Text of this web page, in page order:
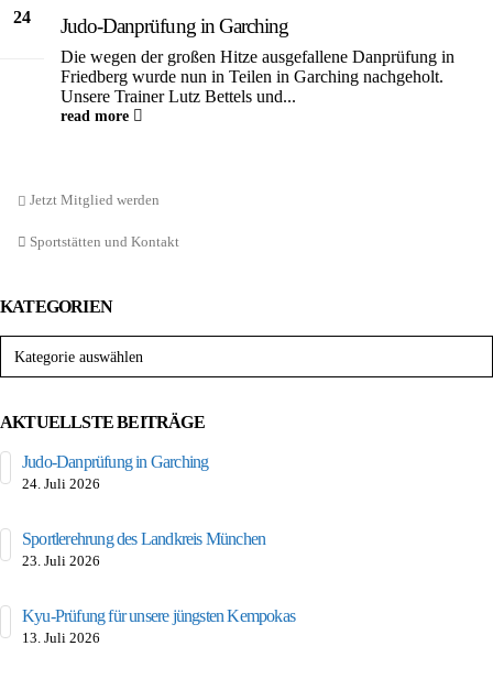
24 Judo-Danprüfung in Garching
Die wegen der großen Hitze ausgefallene Danprüfung in
Friedberg wurde nun in Teilen in Garching nachgeholt.
Unsere Trainer Lutz Bettels und...
read more
Jetzt Mitglied werden
Sportstätten und Kontakt
KATEGORIEN
AKTUELLSTE BEITRÄGE
Judo-Danprüfung in Garching
24. Juli 2026
Sportlerehrung des Landkreis München
23. Juli 2026
Kyu-Prüfung für unsere jüngsten Kempokas
13. Juli 2026